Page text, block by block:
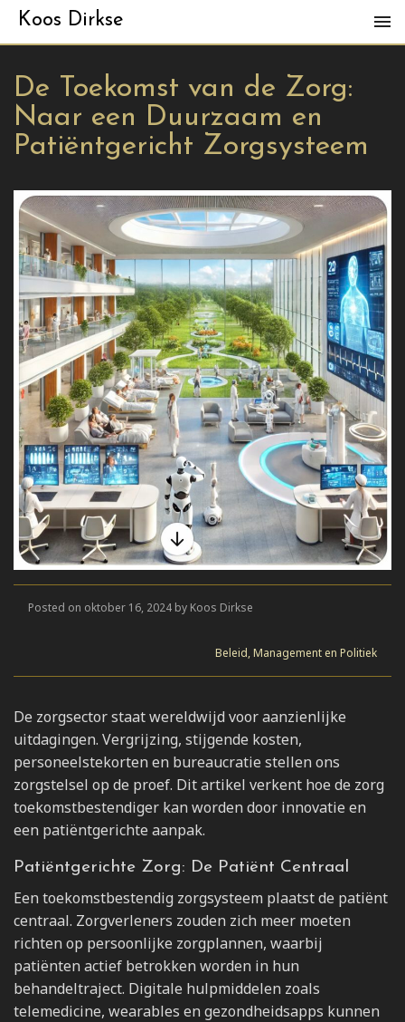
Koos Dirkse
De Toekomst van de Zorg:
Naar een Duurzaam en
Patiëntgericht Zorgsysteem
Posted on oktober 16, 2024 by Koos Dirkse
Beleid, Management en Politiek
De zorgsector staat wereldwijd voor aanzienlijke
uitdagingen. Vergrijzing, stijgende kosten,
personeelstekorten en bureaucratie stellen ons
zorgstelsel op de proef. Dit artikel verkent hoe de zorg
toekomstbestendiger kan worden door innovatie en
een patiëntgerichte aanpak.
Patiëntgerichte Zorg: De Patiënt Centraal
Een toekomstbestendig zorgsysteem plaatst de patiënt
centraal. Zorgverleners zouden zich meer moeten
richten op persoonlijke zorgplannen, waarbij
patiënten actief betrokken worden in hun
behandeltraject. Digitale hulpmiddelen zoals
telemedicine, wearables en gezondheidsapps kunnen